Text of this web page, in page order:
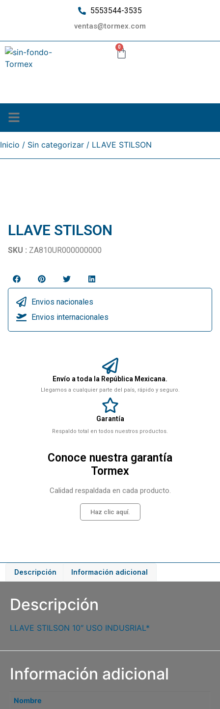
5553544-3535
ventas@tormex.com
0
Inicio / Sin categorizar / LLAVE STILSON
LLAVE STILSON
SKU : ZA810UR000000000
Envios nacionales
Envios internacionales
Envío a toda la República Mexicana.
Llegamos a cualquier parte del país, rápido y seguro.
Garantía
Respaldo total en todos nuestros productos.
Conoce nuestra garantía
Tormex
Calidad respaldada en cada producto.
Haz clic aquí.
Descripción Información adicional
Descripción
LLAVE STILSON 10″ USO INDUSRIAL*
Información adicional
Nombre